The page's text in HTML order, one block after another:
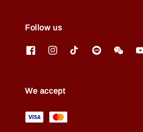
Follow us
We accept